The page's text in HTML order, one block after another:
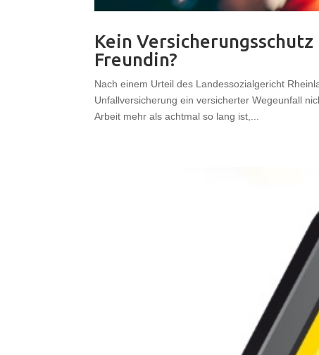
Kein
Freundin?
Nach einem Urteil des Landessozialgericht
Unfallversicherung ein versicherter Wegeunfall
Arbeit mehr als achtmal so lang ist,...